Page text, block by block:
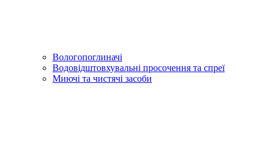
Вологопоглиначі
Водовідштовхувальні просочення та спреї
Миючі та чистячі засоби